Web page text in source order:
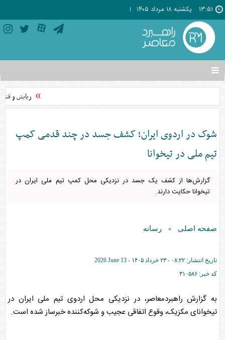
۱۳:۵۱ يکشنبه ۱۸ مرداد ۱۴۰۵
تغییر
وضعیت
منوی
ها
ربایش و
شوک در اردوی ایران؛ کشف جسد در چند قدمی کمپ
تیم ملی در تیخوانا
گزارش‌ها از کشف یک جسد در نزدیکی محل کمپ تیم ملی ایران در
تیخوانا حکایت دارند.
صفحه اصلی » رسانه
تاریخ انتشار: ۰۸:۲۲ - ۲۳ خرداد ۱۴۰۵ -
2026 June 13
کد خبر: ۳۱۰۵۸۶
به گزارش راهبردمعاصر، در نزدیکی محل اردوی تیم ملی ایران در
تیخوانای مکزیک، وقوع اتفاقی عجیب و شوکه‌کننده خبرساز شده است.